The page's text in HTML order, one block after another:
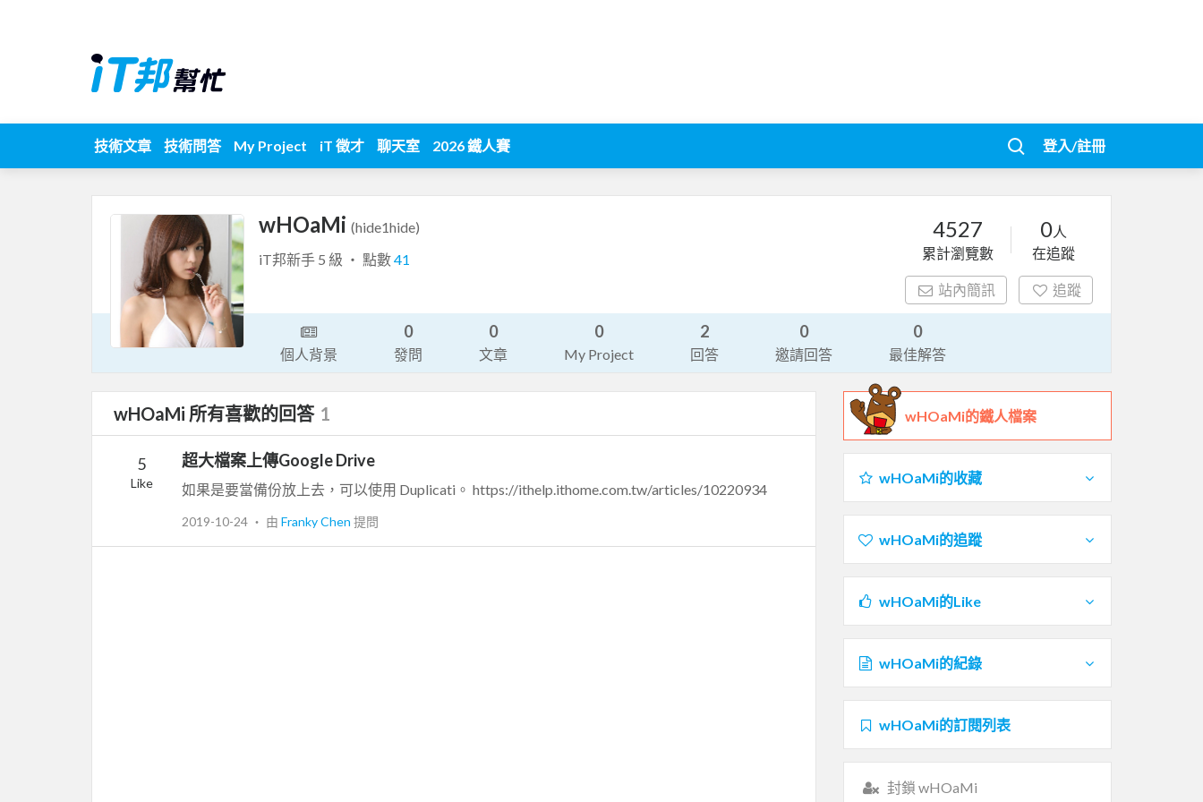
技術文章 技術問答 My Project iT 徵才 聊天室 2026 鐵人賽 登入/註冊
wHOaMi (hide1hide)
iT邦新手 5 級 ‧ 點數41
4527
累計瀏覽數
0人
在追蹤
站內簡訊 追蹤
個人背景
0
發問
0
文章
0
My Project
2
回答
0
邀請回答
0
最佳解答
wHOaMi 所有喜歡的回答 1
5
Like
超大檔案上傳Google Drive
如果是要當備份放上去，可以使用 Duplicati。 https://ithelp.ithome.com.tw/articles/10220934
2019-10-24 ‧ 由 Franky Chen 提問
wHOaMi的鐵人檔案
wHOaMi的收藏
wHOaMi的追蹤
wHOaMi的Like
wHOaMi的紀錄
wHOaMi的訂閱列表
封鎖 wHOaMi